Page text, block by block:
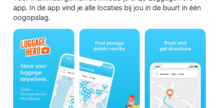
app. In de app vind je alle locaties bij jou in de buurt in één
oogopslag.